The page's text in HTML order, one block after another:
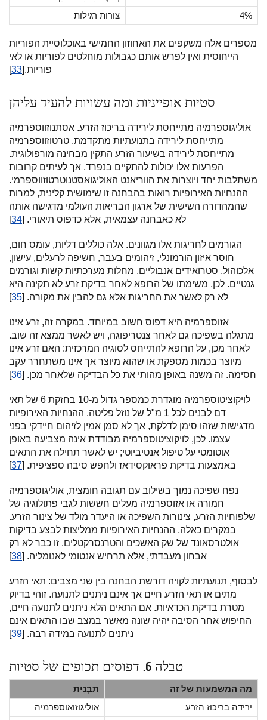
צורות רגילות
4%
מספרים אלה משקפים את האחוזון החמישי באוכלוסיית הפוריות
הייחוסית ואין לפרש אותם כגבולות מוחלטים לפוריות או לאי
פוריות.[33
]
סטיות אופייניות ומה עשויות להעיד עליהן
אוליגוספרמיה מתייחסת לירידה בריכוז הזרע. אסתנוזווספרמיה
מתייחסת לירידה בתנועתיות מתקדמת. טרטוזווספרמיה
מתייחסת לירידה בשיעור הזרע התקין מבחינה מורפולוגית.
הפרעות אלו יכולות להתקיים בנפרד, אך לעיתים קרובות
משתלבות יחד ויוצרות את הווריאנט האוליגואסטנוטרטוזווספרמי.
ההנחיות האירופיות רואות בהבחנה זו שימושית קלינית, למרות
שהמהדורה השישית של ארגון הבריאות העולמי מדגישה אותה
לא כאבחנה עצמאית, אלא כדפוס תיאורי. [34
]
הגורמים לחריגות אלו מגוונים. אלה כוללים דליות, עומס חום,
חוסר איזון הורמונלי, זיהומים בעבר, חשיפה לרעלים, עישון,
אלכוהול, סטרואידים אנבוליים, מחלות מערכתיות קשות וגורמים
גנטיים. לכן, משימתו של הרופא לאחר בדיקת זרע לא תקינה היא
לא רק לאשר את החריגות אלא גם להבין את מקורה. [35
]
אזוספרמיה היא דפוס חשוב במיוחד. במקרה זה, זרע אינו
מתגלה בשפיכה גם לאחר צנטריפוגה, ויש לאשר ממצא זה שוב.
לאחר מכן, על הרופא להתייחס לסוגיה המרכזית: האם זרע אינו
מיוצר בכמות מספקת או שהוא מיוצר אך אינו משתחרר עקב
חסימה. זה משנה באופן מהותי את כל הבדיקה שלאחר מכן. [36
]
לויקוציטוספרמיה מוגדרת כמספר גדול מ-10 בחזקת 6 של תאי
דם לבנים לכל 1 מ"ל של נוזל פליטה. ההנחיות האירופיות
מדגישות שזהו סימן לדלקת, אך לא סמן אמין לזיהום חיידקי בפני
עצמו. לכן, לויקוציטוספרמיה מבודדת אינה מצביעה באופן
אוטומטי על טיפול אנטיביוטי; יש לאשר תחילה את התאים
באמצעות בדיקת פראוקסידאז ולחפש סיבה ספציפית. [37
]
נפח שפיכה נמוך בשילוב עם תגובה חומצית, אוליגוספרמיה
חמורה או אזוספרמיה מעלים חששות לגבי פתולוגיה של
שלפוחיות הזרע, צינורות השפיכה או היעדר מולד של צינור הזרע.
במקרים כאלה, ההנחיות האירופיות ממליצות לבצע בדיקות
אולטרסאונד של שק האשכים והטרנסרקטלים. זו כבר לא רק
אבחון מעבדתי, אלא תרחיש אנטומי לאנומליה. [38
]
לבסוף, תנועתיות לקויה דורשת הבחנה בין שני מצבים: תאי הזרע
מתים או תאי הזרע חיים אך אינם ניתנים לתנועה. זוהי בדיוק
מטרת בדיקת הכדאיות. אם התאים הלא ניתנים לתנועה חיים,
החיפוש אחר הסיבה יהיה שונה מאשר במצב שבו התאים אינם
ניתנים לתנועה במידה רבה. [39
]
טבלה 6. דפוסים תכופים של סטיות
תַבְנִית
מה המשמעות של זה
אוליגוזואוספרמיה
ירידה בריכוז הזרע